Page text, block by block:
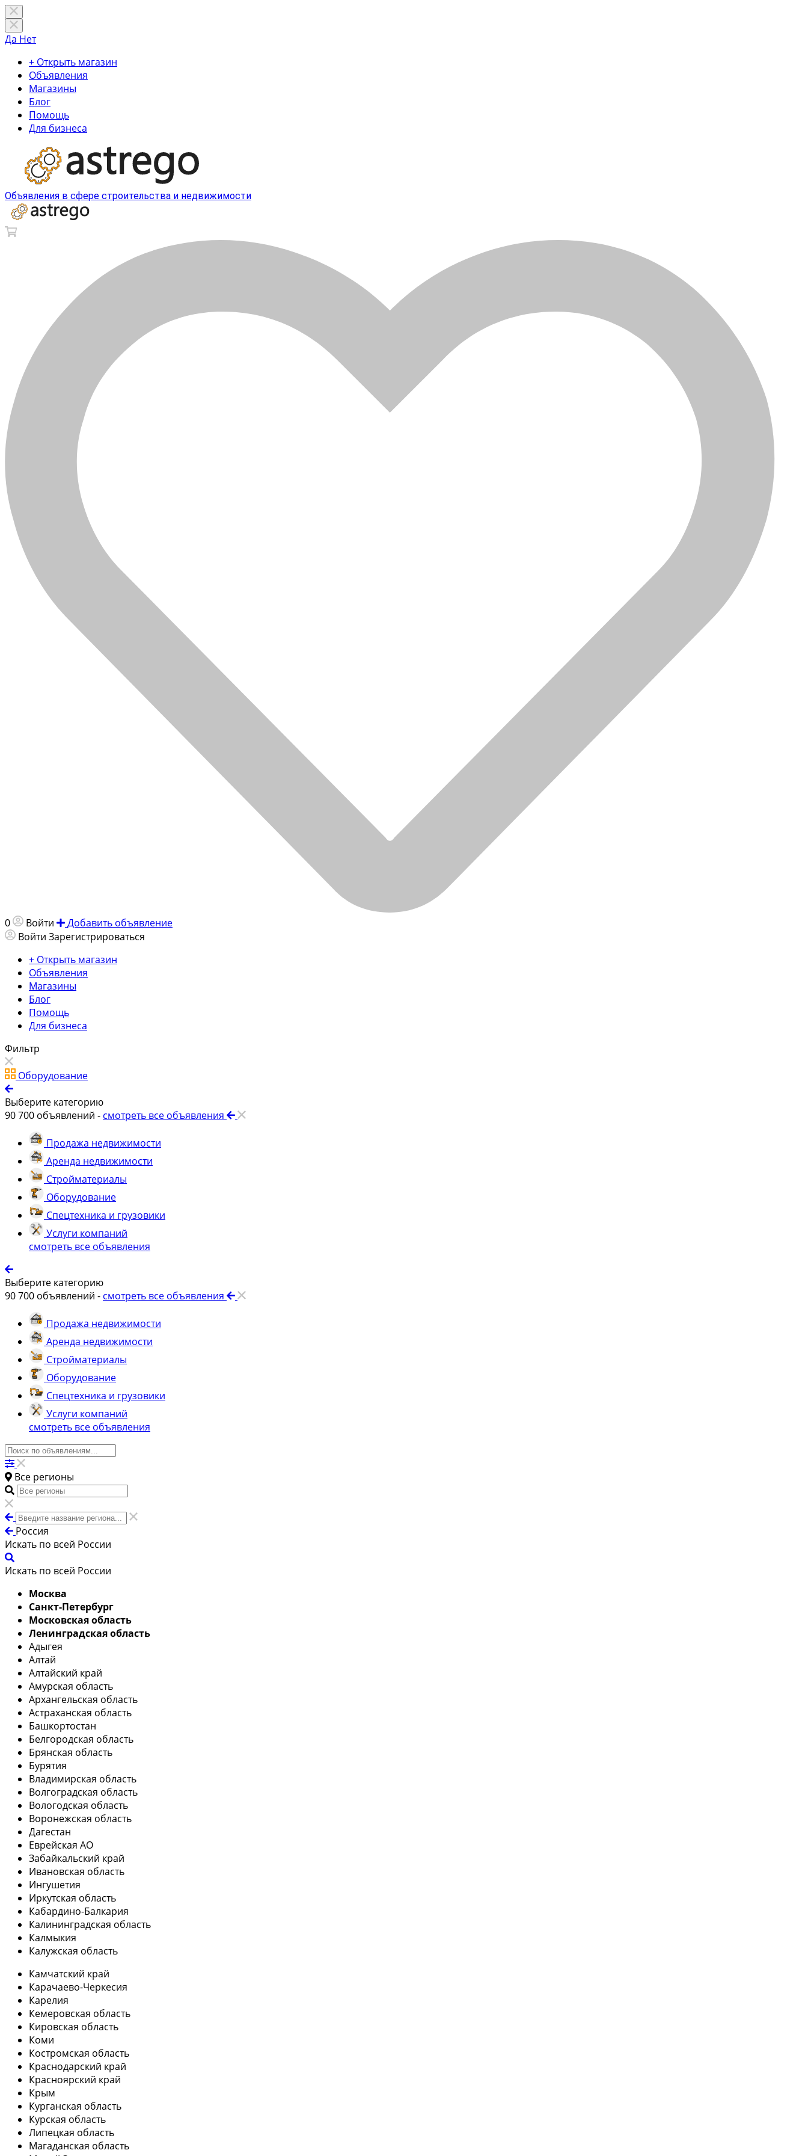
Да Нет
+ Открыть магазин
Объявления
Магазины
Блог
Помощь
Для бизнеса
Объявления в сфере строительства и недвижимости
0 Войти
Добавить объявление
Войти Зарегистрироваться
+ Открыть магазин
Объявления
Магазины
Блог
Помощь
Для бизнеса
Фильтр
Оборудование
Выберите категорию
90 700 объявлений - смотреть все объявления
Продажа недвижимости
Аренда недвижимости
Стройматериалы
Оборудование
Спецтехника и грузовики
Услуги компаний
смотреть все объявления
Выберите категорию
90 700 объявлений - смотреть все объявления
Продажа недвижимости
Аренда недвижимости
Стройматериалы
Оборудование
Спецтехника и грузовики
Услуги компаний
смотреть все объявления
Все регионы
Россия
Искать по всей России
Искать по всей России
Москва
Санкт-Петербург
Московская область
Ленинградская область
Адыгея
Алтай
Алтайский край
Амурская область
Архангельская область
Астраханская область
Башкортостан
Белгородская область
Брянская область
Бурятия
Владимирская область
Волгоградская область
Вологодская область
Воронежская область
Дагестан
Еврейская АО
Забайкальский край
Ивановская область
Ингушетия
Иркутская область
Кабардино-Балкария
Калининградская область
Калмыкия
Калужская область
Камчатский край
Карачаево-Черкесия
Карелия
Кемеровская область
Кировская область
Коми
Костромская область
Краснодарский край
Красноярский край
Крым
Курганская область
Курская область
Липецкая область
Магаданская область